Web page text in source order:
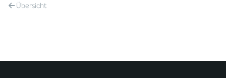
Übersicht